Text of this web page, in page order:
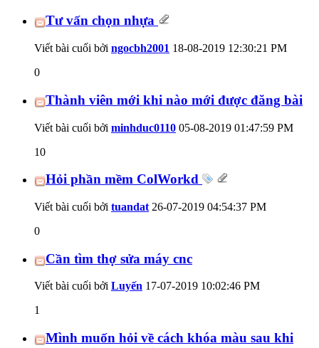
Tư vấn chọn nhựa
Viết bài cuối bởi ngocbh2001 18-08-2019 12:30:21 PM
0
Thành viên mới khi nào mới được đăng bài
Viết bài cuối bởi minhduc0110 05-08-2019 01:47:59 PM
10
Hỏi phần mềm ColWorkd
Viết bài cuối bởi tuandat 26-07-2019 04:54:37 PM
0
Cần tìm thợ sửa máy cnc
Viết bài cuối bởi Luyến 17-07-2019 10:02:46 PM
1
Mình muốn hỏi về cách khóa màu sau khi